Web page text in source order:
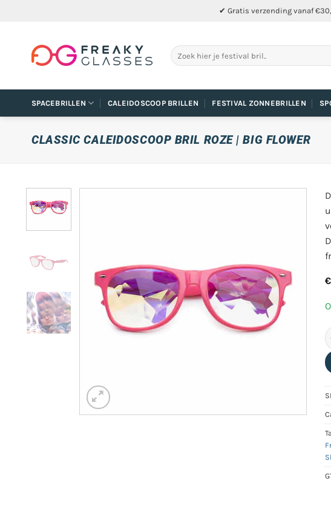
✔ Gratis verzending vanaf
Zoeken
naar:
SPACEBRILLEN CALEIDOSCOOP BRILLEN FESTIVAL ZONNEBRILLEN
CLASSIC CALEIDOSCOOP BRIL ROZE | BIG FLOWER
€